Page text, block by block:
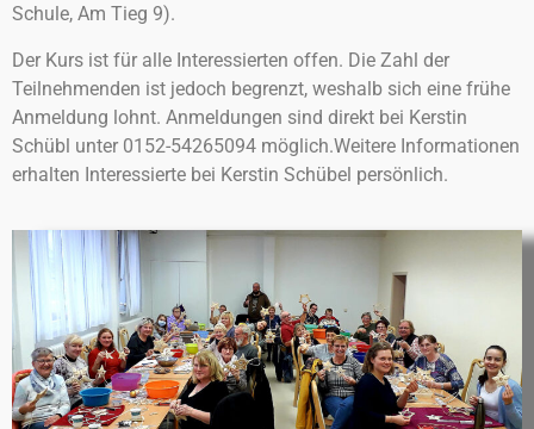
Schule, Am Tieg 9).
Der Kurs ist für alle Interessierten offen. Die Zahl der
Teilnehmenden ist jedoch begrenzt, weshalb sich eine frühe
Anmeldung lohnt. Anmeldungen sind direkt bei Kerstin
Schübl unter 0152-54265094 möglich.Weitere Informationen
erhalten Interessierte bei Kerstin Schübel persönlich.